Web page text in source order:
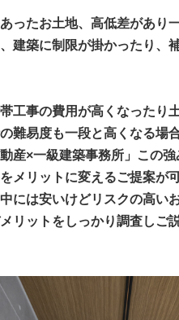
ったお土地、高低差があり
建築に制限が掛かったり、
工事の費用が高くなったり
難易度も一段と高くなる場
産×一級建築事務所」この
メリットに変えるご提案が
には安いけどリスクの高い
リットをしっかり調査しご